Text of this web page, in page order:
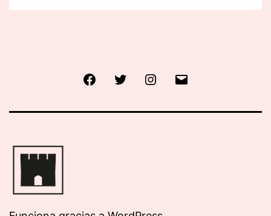
FacebookTwitter Instagram